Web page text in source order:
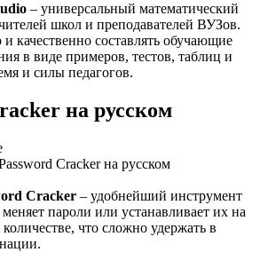
– универсальный математический
школ и преподавателей ВУЗов.
качественно составлять обучающие
в виде примеров, тестов, таблиц и
и силы педагогов.
на русском
Cracker – удобнейший инструмент
меняет пароли или устанавливает их на
что сложно удержать в